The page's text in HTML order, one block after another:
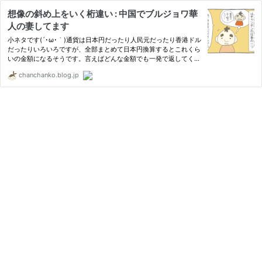
想像の斜め上をいく桁違い : 中国でブルジョワ華
人の妻してます
小ネタです(´･ω･｀)通貨は日本円だったり人民元だったり香港ドル
だったりいろいろですが、全部まとめて日本円換算するとこれくら
いの金額になるそうです。言えばどんな金額でも一発で返してくれ
(´･ω･｀)お
chanchanko.blog.jp